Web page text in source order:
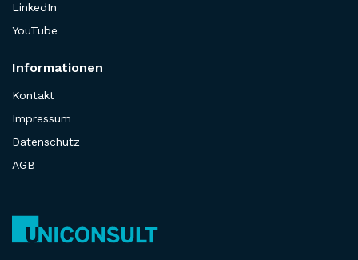
LinkedIn
YouTube
Informationen
Kontakt
Impressum
Datenschutz
AGB